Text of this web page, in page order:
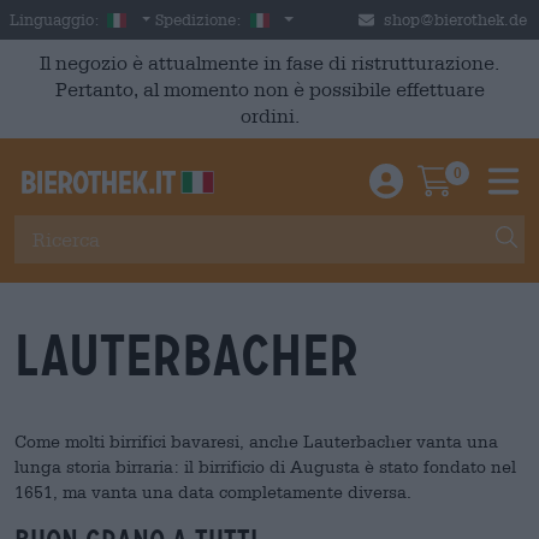
Skip to main content
Linguaggio: Italian
Spedizione: Italia shop@bierothek.de
Il negozio è attualmente in fase di ristrutturazione.
Pertanto, al momento non è possibile effettuare
ordini.
Einloggen /
0
Lauterbacher
Come molti birrifici bavaresi, anche Lauterbacher vanta una
lunga storia birraria: il birrificio di Augusta è stato fondato nel
1651, ma vanta una data completamente diversa.